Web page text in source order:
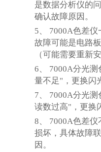
是数据分析仪的
确认故障原因。
5、 7000A色差
故障可能是电路
（可能需要重新
6、 7000A分光
量不足"，更换闪
7、 7000A分光
读数过高"，更换
8、 7000A色差
损坏，具体故障
因。